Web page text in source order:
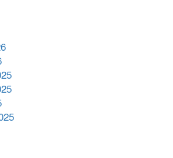
পর ফোন তারেক রহমানের,গ্যাস সঙ্কট